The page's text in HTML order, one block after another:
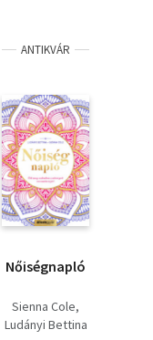
ANTIKVÁR
Nőiségnapló
Sienna Cole
Ludányi Bettina